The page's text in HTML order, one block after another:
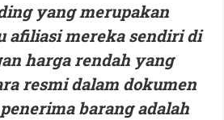
yang merupakan
afiliasi mereka sendiri di
harga rendah yang
resmi dalam dokumen
barang adalah